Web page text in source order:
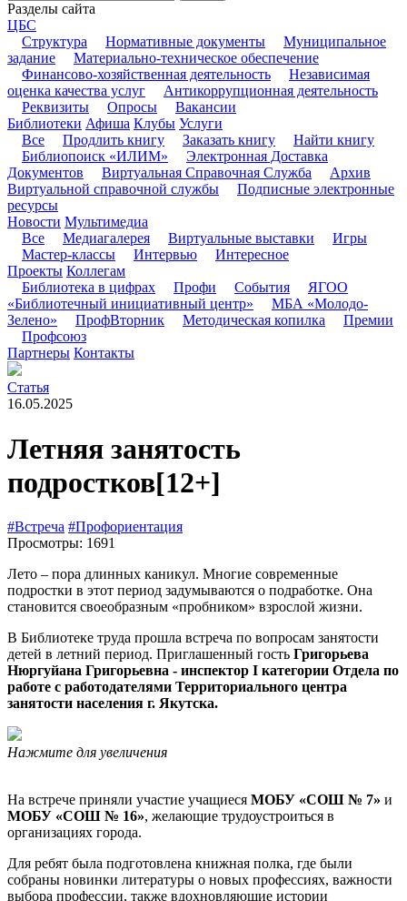
Разделы сайта
ЦБС
Структура
Нормативные документы
Муниципальное
задание
Материально-техническое обеспечение
Финансово-хозяйственная деятельность
Независимая
оценка качества услуг
Антикоррупционная деятельность
Реквизиты
Опросы
Вакансии
Библиотеки Афиша Клубы Услуги
Все
Продлить книгу Заказать книгу
Найти книгу
Библиопоиск «ИЛИМ»
Электронная Доставка
Документов
Виртуальная Справочная Служба
Архив
Виртуальной справочной службы
Подписные электронные
ресурсы
Новости Мультимедиа
Все
Медиагалерея Виртуальные выставки
Игры
Мастер-классы
Интервью
Интересное
Проекты Коллегам
Библиотека в цифрах
Профи События
ЯГОО
«Библиотечный инициативный центр»
МБА «Молодо-
Зелено»
ПрофВторник Методическая копилка
Премии
Профсоюз
Партнеры Контакты
Статья
16.05.2025
Летняя занятость
подростков[12+]
#Встреча #Профориентация
Просмотры: 1691
Лето – пора длинных каникул. Многие современные
подростки в этот период задумываются о подработке. Она
становится своеобразным «пробником» взрослой жизни.
В Библиотеке труда прошла встреча по вопросам занятости
детей в летний период. Приглашенный гость Григорьева
Нюргуйана Григорьевна - инспектор I категории Отдела по
работе с работодателями Территориального центра
занятости населения г. Якутска.
Нажмите для увеличения
На встрече приняли участие учащиеся МОБУ «СОШ № 7» и
МОБУ «СОШ № 16», желающие трудоустроиться в
организациях города.
Для ребят была подготовлена книжная полка, где были
собраны новинки литературы о новых профессиях, важности
выбора профессии, также вдохновляющие истории